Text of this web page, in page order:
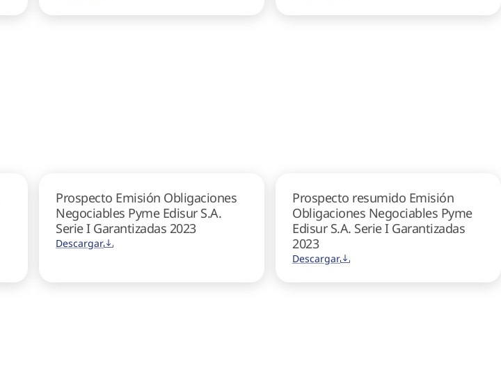
Prospecto Emisión Obligaciones
Negociables Pyme Edisur S.A.
Serie I Garantizadas 2023
Descargar
Prospecto resumido Emisión
Obligaciones Negociables Pyme
Edisur S.A. Serie I Garantizadas
2023
Descargar